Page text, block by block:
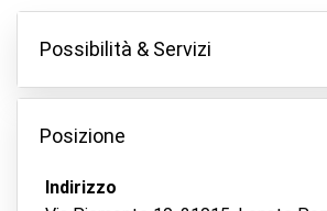
Possibilità & Servizi
Possibilità
Parcheggio coperto
Tieni le tue chiavi
Posizione
Indirizzo